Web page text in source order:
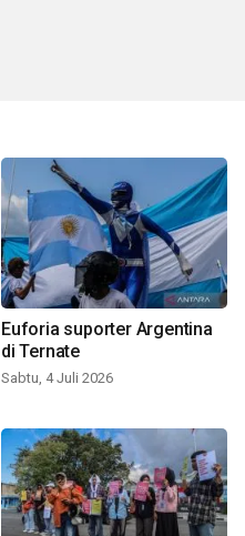
Euforia suporter Argentina
di Ternate
Sabtu, 4 Juli 2026